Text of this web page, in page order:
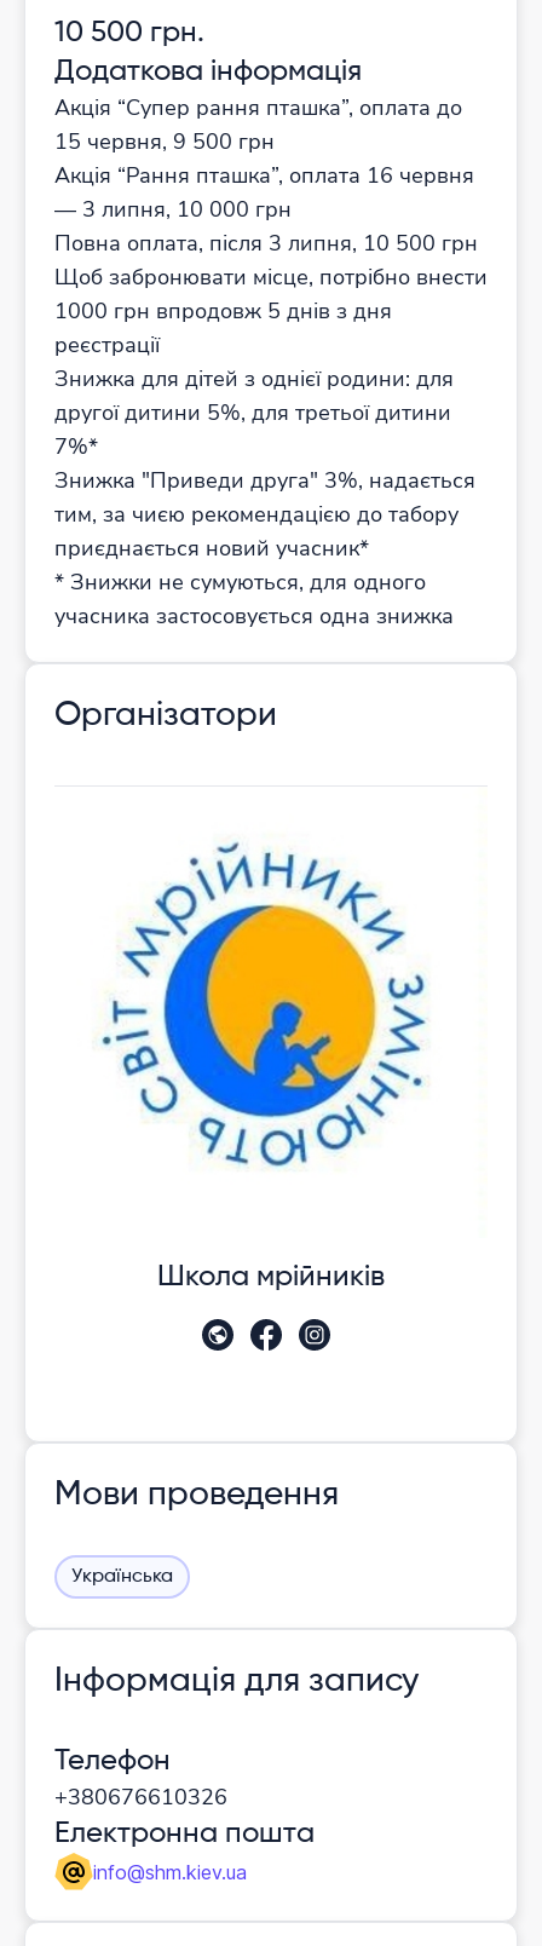
10 500 грн.
Додаткова інформація
Акція “Супер рання пташка”, оплата до
15 червня, 9 500 грн
Акція “Рання пташка”, оплата 16 червня
— 3 липня, 10 000 грн
Повна оплата, після 3 липня, 10 500 грн
Щоб забронювати місце, потрібно внести
1000 грн впродовж 5 днів з дня
реєстрації
Знижка для дітей з однієї родини: для
другої дитини 5%, для третьої дитини
7%*
Знижка "Приведи друга" 3%, надається
тим, за чиєю рекомендацією до табору
приєднається новий учасник*
* Знижки не сумуються, для одного
учасника застосовується одна знижка
Організатори
Школа мрійників
Мови проведення
Українська
Інформація для запису
Телефон
+380676610326
Електронна пошта
info@shm.kiev.ua